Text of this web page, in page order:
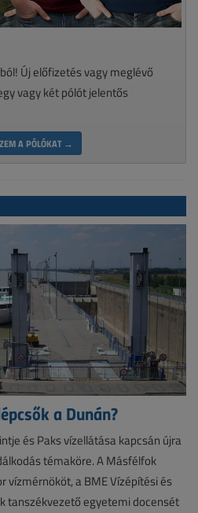
Új előfizetés vagy meglévő
vagy két pólót jelentős
A PÓLÓKAT →
a Dunán?
és Paks vízellátása kapcsán újra
témaköre. A Másfélfok
vízmérnököt, a BME Vízépítési és
tanszékvezető egyetemi docensét